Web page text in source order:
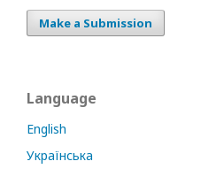
Make a Submission
Language
English
Українська